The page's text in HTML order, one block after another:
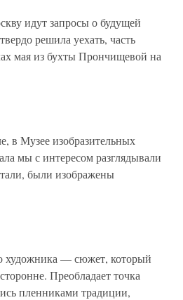
идут запросы о будущей
решила уехать, часть
мая из бухты Прончищевой на
Музее изобразительных
мы с интересом разглядывали
были изображены
художника — сюжет, который
Преобладает точка
пленниками традиции,